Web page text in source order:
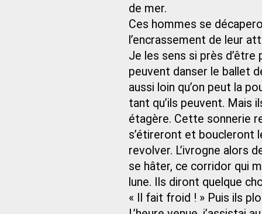
de mer.
Ces hommes se
l’encrassement de leur
Je les sens si près d’être
peuvent danser le ballet
aussi loin qu’on peut la
tant qu’ils peuvent. Mais
étagère. Cette sonnerie
s’étireront et boucleront
revolver. L’ivrogne alors
se hâter, ce corridor qui
lune. Ils diront quelque
« Il fait froid ! » Puis ils